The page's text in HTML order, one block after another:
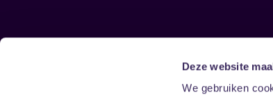
Deze website
We gebruiken